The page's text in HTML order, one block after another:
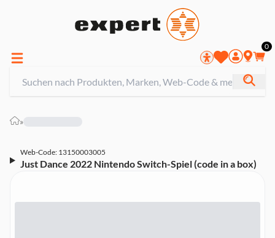
0
»
Web-Code: 13150003005
Just Dance 2022 Nintendo Switch-Spiel (code in a box)